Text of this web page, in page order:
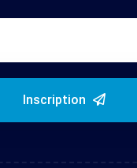
Inscription